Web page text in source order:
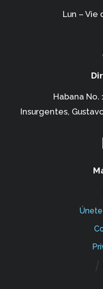
Lun – Vie
Habana No.
Insurgentes,